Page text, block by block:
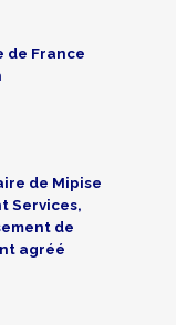
de France
de Mipise
Services,
de
agréé